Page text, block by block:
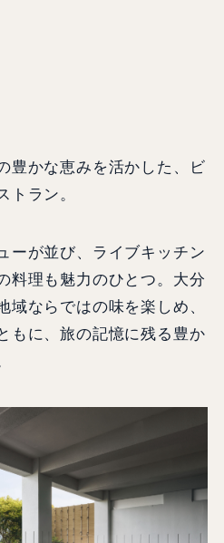
豊かな恵みを活かした、ビ
トラン。
ーが並び、ライブキッチン
料理も魅力のひとつ。大分
域ならではの味を楽しめ、
もに、旅の記憶に残る豊か